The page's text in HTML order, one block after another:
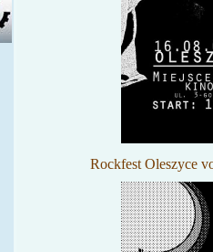
Rockfest Oleszyce